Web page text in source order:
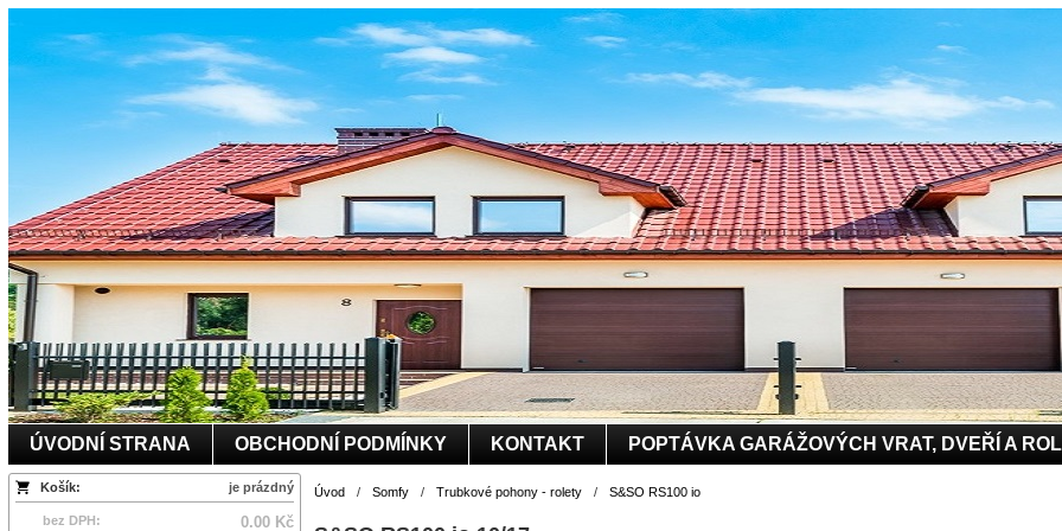
ÚVODNÍ STRANA OBCHODNÍ PODMÍNKY KONTAKT POPTÁVKA GARÁŽOVÝCH VRAT, DVEŘÍ A
Košík: je prázdný
bez DPH: 0.00 Kč
Úvod / Somfy / Trubkové pohony - rolety / S&SO RS100 io